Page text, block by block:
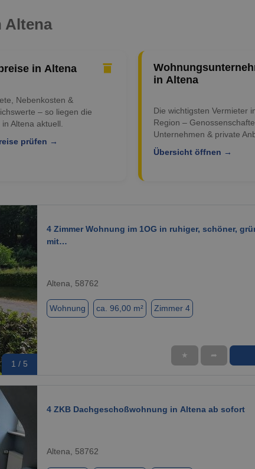
Altena
in Altena
Nebenkosten &
– so liegen die
Altena aktuell.
prüfen →
in Altena
Die wichtigsten Vermieter
Region –
Unternehmen & private
Übersicht öffnen →
1 / 5
4 Zimmer Wohnung im 1OG in ruhiger, schöner,
mit…
Altena, 58762
Wohnung ca. 96,00 m² Zimmer 4
★ ➦
4 ZKB Dachgeschoßwohnung in Altena ab sofort
Altena, 58762